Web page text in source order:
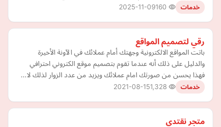
خدمات 2025-11-09
رقي لتصميم المواقع
باتت المواقع الالكترونية وجهتك أمام عملائك في الآونة الأخيرة
والدليل على ذلك أنه عندما تقوم بتصميم موقع الكتروني احترافي
فهذا يحسن من صورتك امام عملائك ويزيد من عدد الزوار لذلك لا…
خدمات 2021-08-15
متجر نقتدي